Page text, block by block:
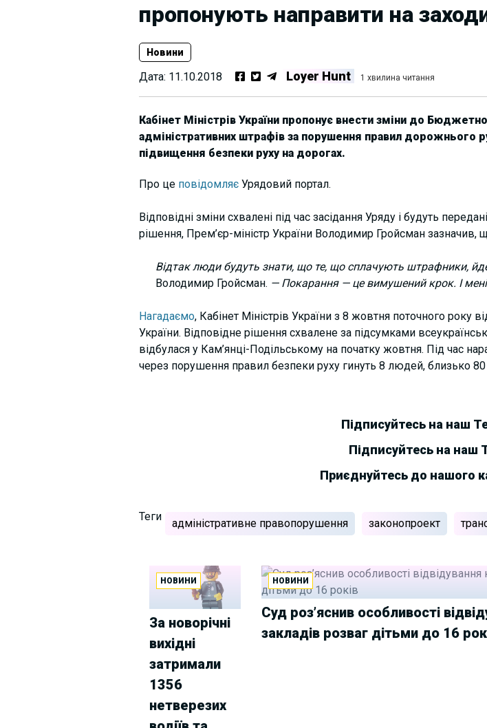
пропонують направити на
Новини
Дата: 11.10.2018 Loyer Hunt 1 хвилина читання
Кабінет Міністрів України пропонує внести зміни до
адміністративних штрафів за порушення правил дорожнього
підвищення безпеки руху на дорогах.
Про це повідомляєУрядовий портал.
Відповідні зміни схвалені під час засідання Уряду і будуть
рішення, Прем’єр-міністр України Володимир Гройсман зазначив,
Відтак люди будуть знати, що те, що сплачують штрафники,
Володимир Гройсман. — Покарання — це вимушений крок. І
Нагадаємо, Кабінет Міністрів України з 8 жовтня поточного року
України. Відповідне рішення схвалене за підсумками
відбулася у Кам’янці-Подільському на початку жовтня. Під час
через порушення правил безпеки руху гинуть 8 людей, близько
Підписуйтесь на наш
Підписуйтесь на наш
Приєднуйтесь до нашого
Теги
адміністративне правопорушення законопроект
НОВИНИ
За новорічні
вихідні
затримали
1356
нетверезих
НОВИНИ
Суд роз’яснив особливості
закладів розваг дітьми до 16